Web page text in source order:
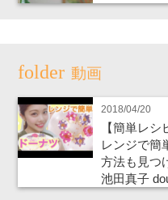
動画
2018/04/20
【簡単レ
レンジで簡
方法も見つ
池田真子